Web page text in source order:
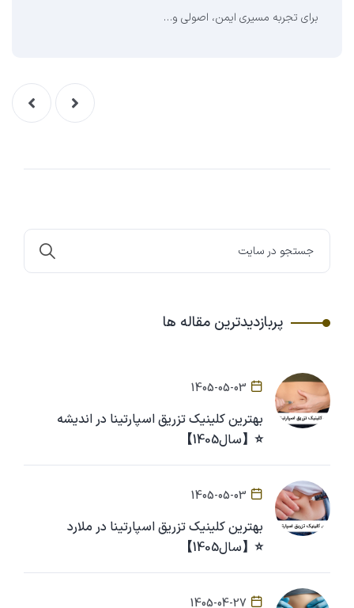
برای تجربه مسیری ایمن، اصولی و…
پربازدیدترین مقاله ها
1405-05-03
بهترین کلینیک تزریق اسپارتینا در اندیشه
⭐【سال1405】
1405-05-03
بهترین کلینیک تزریق اسپارتینا در ملارد
⭐【سال1405】
1405-04-27